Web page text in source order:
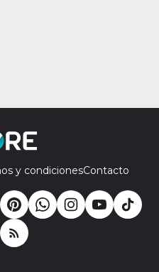
y condicionesContacto